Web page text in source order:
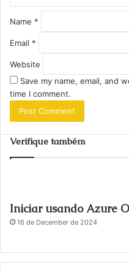
Name *
Email *
Website
Save my name, email, and
time I comment.
Verifique também
Iniciar usando Azure
16 de December de 2024